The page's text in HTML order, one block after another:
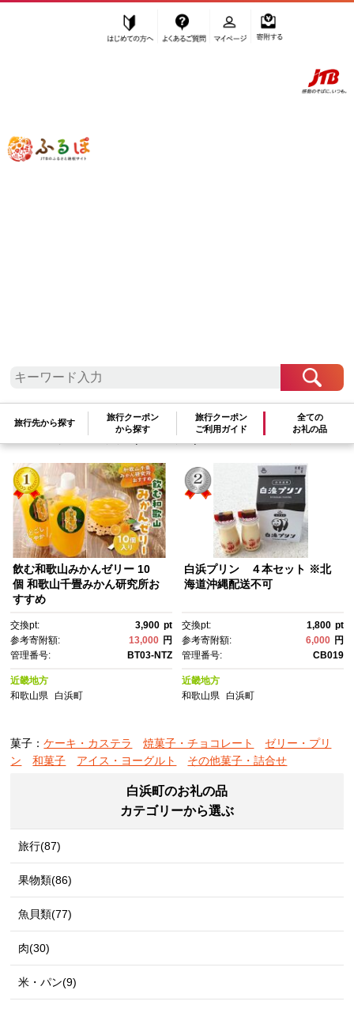
ふるぽ JTBのふるさと納税サイト
旅行先から探す
旅行クーポン
から探す
旅行クーポン
ご利用ガイド
全ての
お礼の品
「ふるさと納税」TOP
参考寄附額順 新着順 人気ランキング順
飲む和歌山みかんゼリー 10
個 和歌山千畳みかん研究所お
すすめ
交換pt: 3,900 pt
参考寄附額:
13,000 円
管理番号:
BT03-NTZ
近畿地方
和歌山県
白浜町
白浜プリン ４本セット ※北
海道沖縄配送不可
交換pt: 1,800 pt
参考寄附額:
6,000 円
管理番号:
CB019
近畿地方
和歌山県 白浜町
菓子：ケーキ・カステラ 焼菓子・チョコレート
ゼリー・プリ
ン
和菓子 アイス・ヨーグルト その他菓子・詰合せ
白浜町のお礼の品
カテゴリーから選ぶ
旅行(87)
果物類(86)
魚貝類(77)
肉(30)
米・パン(9)